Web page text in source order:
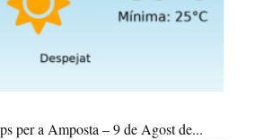
per a Amposta – 9 de Agost de...